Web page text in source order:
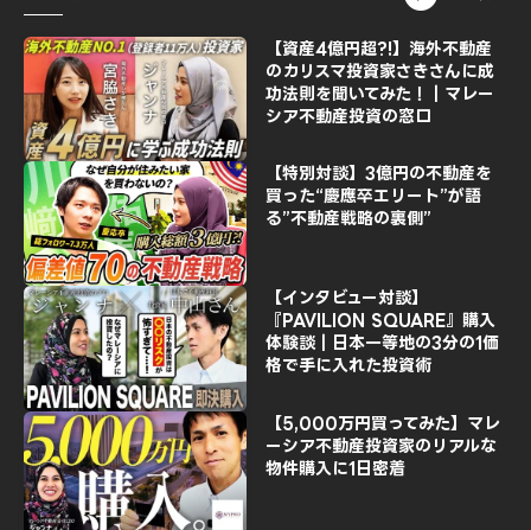
【資産4億円超?!】海外不動産
のカリスマ投資家さきさんに成
功法則を聞いてみた！｜マレー
シア不動産投資の窓口
【特別対談】3億円の不動産を
買った“慶應卒エリート”が語
る”不動産戦略の裏側”
【インタビュー対談】
『PAVILION SQUARE』購入
体験談｜日本一等地の3分の1価
格で手に入れた投資術
【5,000万円買ってみた】マレ
ーシア不動産投資家のリアルな
物件購入に1日密着